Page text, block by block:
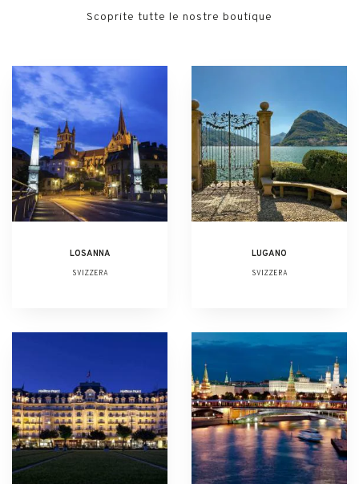
Scoprite tutte le nostre boutique
LOSANNA
SVIZZERA
LUGANO
SVIZZERA